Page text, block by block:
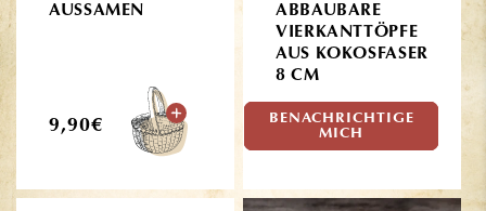
AUSSAMEN
Normaler
9,90€
ABBAUBARE
VIERKANTTÖPFE
AUS KOKOSFASER
8 CM
BENACHRICHTIGE
MICH
Normaler
Preis
4,90€